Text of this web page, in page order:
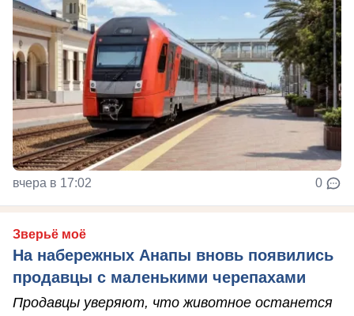
вчера в 17:02 0
Зверьё моё
На набережных Анапы вновь появились
продавцы с маленькими черепахами
Продавцы уверяют, что животное останется